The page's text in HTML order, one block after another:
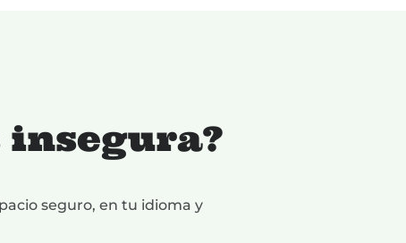
insegura?
seguro, en tu idioma y